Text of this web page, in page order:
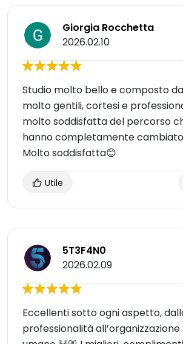
Giorgia Rocchetta
2026.02.10
Studio molto bello e composto
molto gentili, cortesi e
molto soddisfatta del percorso
hanno completamente cambiato
Molto soddisfatta😊
Utile
5T3F4N0
2026.02.09
Eccellenti sotto ogni aspetto,
professionalità